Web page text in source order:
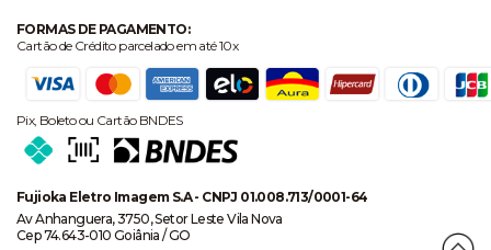
FORMAS DE PAGAMENTO:
Cartão de Crédito parcelado em até 10x
Pix, Boleto ou Cartão BNDES
Fujioka Eletro Imagem S.A - CNPJ 01.008.713/0001-64
Av Anhanguera, 3750, Setor Leste Vila Nova
Cep 74.643-010 Goiânia / GO